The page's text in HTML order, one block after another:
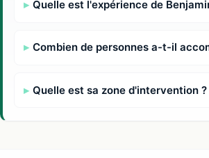
Quelle est l'expérience de
Combien de personnes a-t-il
Quelle est sa zone d'intervention ?